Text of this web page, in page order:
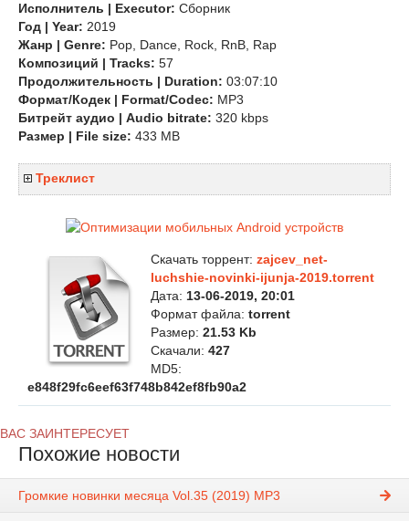
Исполнитель | Executor: Сборник
Год | Year: 2019
Жанр | Genre: Pop, Dance, Rock, RnB, Rap
Композиций | Tracks: 57
Продолжительность | Duration: 03:07:10
Формат/Кодек | Format/Codec: MP3
Битрейт аудио | Audio bitrate: 320 kbps
Размер | File size: 433 MB
Треклист
Скачать торрент: zajcev_net-
luchshie-novinki-ijunja-2019.torrent
Дата: 13-06-2019, 20:01
Формат файла: torrent
Размер: 21.53 Kb
Скачали: 427
MD5:
e848f29fc6eef63f748b842ef8fb90a2
ВАС ЗАИНТЕРЕСУЕТ
Похожие новости
Громкие новинки месяца Vol.35 (2019) MP3